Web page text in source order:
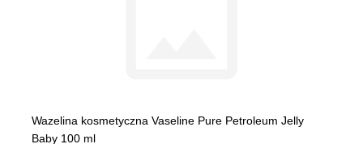
Wazelina kosmetyczna Vaseline Pure Petroleum Jelly
Baby 100 ml